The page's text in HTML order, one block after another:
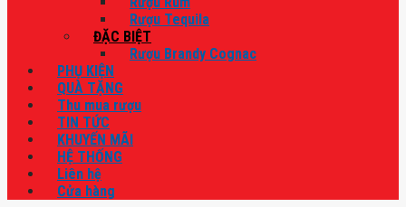
Rượu Tequila
ĐẶC BIỆT
Rượu Brandy Cognac
PHỤ KIỆN
QUÀ TẶNG
Thu mua rượu
TIN TỨC
KHUYẾN MÃI
HỆ THỐNG
Liên hệ
Cửa hàng